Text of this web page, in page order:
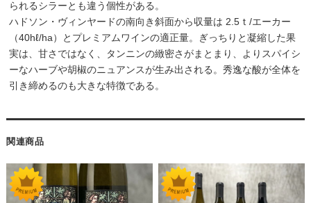
られるシラーとも違う個性がある。
ハドソン・ヴィンヤードの南向き斜面から収量は 2.5ｔ/エーカー
（40hℓ/ha）とプレミアムワインの適正量。ぎっちりと凝縮した果
実は、甘さではなく、タンニンの緻密さがまとまり、よりスパイシ
ーなハーブや胡椒のニュアンスが生み出される。秀逸な酸が全体を
引き締めるのも大きな特徴である。
関連商品